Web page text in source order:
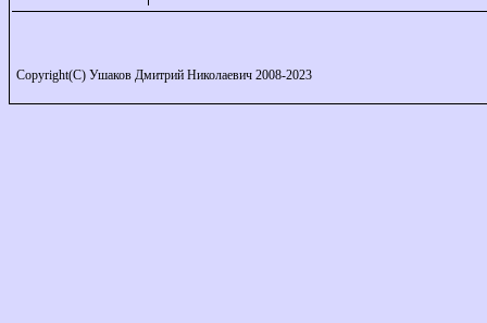
Copyright(C) Ушаков Дмитрий Николаевич 2008-2023